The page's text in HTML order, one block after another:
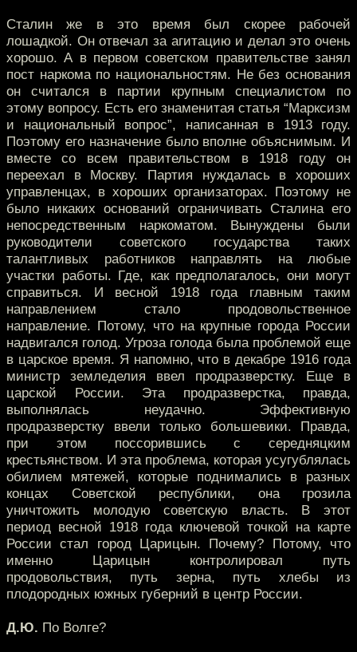
Сталин же в это время был скорее рабочей
лошадкой. Он отвечал за агитацию и делал это очень
хорошо. А в первом советском правительстве занял
пост наркома по национальностям. Не без основания
он считался в партии крупным специалистом по
этому вопросу. Есть его знаменитая статья “Марксизм
и национальный вопрос”, написанная в 1913 году.
Поэтому его назначение было вполне объяснимым. И
вместе со всем правительством в 1918 году он
переехал в Москву. Партия нуждалась в хороших
управленцах, в хороших организаторах. Поэтому не
было никаких оснований ограничивать Сталина его
непосредственным наркоматом. Вынуждены были
руководители советского государства таких
талантливых работников направлять на любые
участки работы. Где, как предполагалось, они могут
справиться. И весной 1918 года главным таким
направлением стало продовольственное
направление. Потому, что на крупные города России
надвигался голод. Угроза голода была проблемой еще
в царское время. Я напомню, что в декабре 1916 года
министр земледелия ввел продразверстку. Еще в
царской России. Эта продразверстка, правда,
выполнялась неудачно. Эффективную
продразверстку ввели только большевики. Правда,
при этом поссорившись с середняцким
крестьянством. И эта проблема, которая усугублялась
обилием мятежей, которые поднимались в разных
концах Советской республики, она грозила
уничтожить молодую советскую власть. В этот
период весной 1918 года ключевой точкой на карте
России стал город Царицын. Почему? Потому, что
именно Царицын контролировал путь
продовольствия, путь зерна, путь хлебы из
плодородных южных губерний в центр России.
Д.Ю. По Волге?